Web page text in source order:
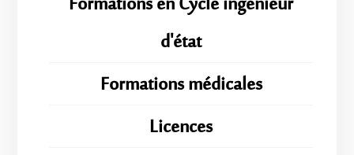
d'état
Formations médicales
Licences